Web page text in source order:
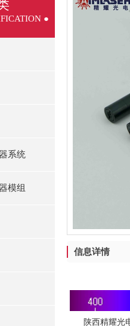
●
系统
模组
信息详情
陕西精耀光